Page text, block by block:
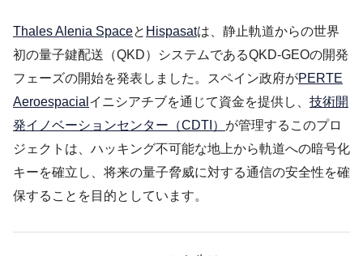
Thales Alenia Spaceと Hispasatは、静止軌道からの世界
初の量子鍵配送（QKD）システムであるQKD-GEOの開発
フェーズの開始を発表しました。スペイン政府がPERTE
Aeroespacial イニシアチブを通じて資金を提供し、 技術開
発イノベーションセンター（CDTI） が管理するこのプロ
ジェクトは、ハッキング不可能な地上から軌道への暗号化
キーを確立し、将来の量子脅威に対する通信の安全性を確
保することを目的としています。